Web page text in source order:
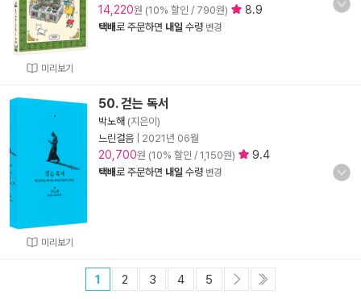
미리보기
14,220원 (10% 할인 / 790원) 8.9
택배로 주문하면 내일 수령 변경
미리보기
50. 걷는 독서
박노해 (지은이)
느린걸음
2021년 06월
20,700원 (10% 할인 / 1,150원) 9.4
택배로 주문하면 내일 수령 변경
1 2 3 4 5